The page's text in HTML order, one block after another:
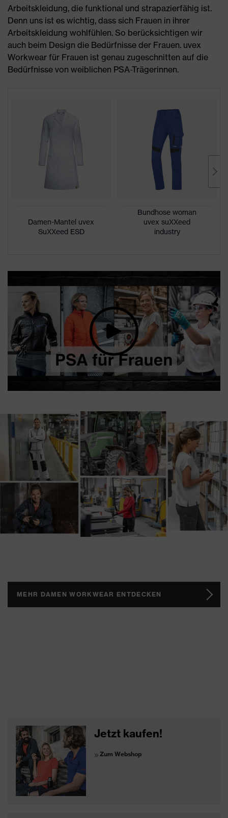
Arbeitskleidung, die funktional und strapazierfähig ist.
Denn uns ist es wichtig, dass sich Frauen in ihrer
Arbeitskleidung wohlfühlen. So berücksichtigen wir
auch beim Design die Bedürfnisse der Frauen. uvex
Workwear für Frauen ist genau zugeschnitten auf die
Bedürfnisse von weiblichen PSA-Trägerinnen.
Damen-Mantel uvex
SuXXeed ESD
Bundhose woman
uvex suXXeed
industry
MEHR DAMEN WORKWEAR ENTDECKEN
Jetzt kaufen!
Zum Webshop